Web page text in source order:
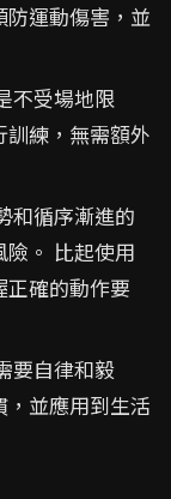
防運動傷害，並
不受場地限
練，無需額外
和循序漸進的
。 比起使用
確的動作要
要自律和毅
並應用到生活